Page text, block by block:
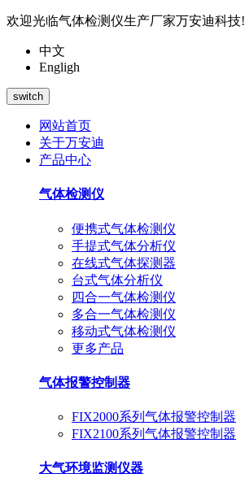
欢迎光临气体检测仪生产厂家万安迪科技!
中文
Engligh
switch
网站首页
关于万安迪
产品中心
气体检测仪
便携式气体检测仪
手提式气体分析仪
在线式气体探测器
台式气体分析仪
四合一气体检测仪
多合一气体检测仪
移动式气体检测仪
更多产品
气体报警控制器
FIX2000系列气体报警控制器
FIX2100系列气体报警控制器
大气环境监测仪器